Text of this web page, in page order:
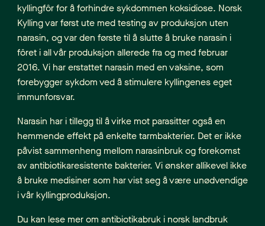
kyllingfôr for å forhindre sykdommen koksidiose. Norsk
Kylling var først ute med testing av produksjon uten
narasin, og var den første til å slutte å bruke narasin i
fôret i all vår produksjon allerede fra og med februar
2016. Vi har erstattet narasin med en vaksine, som
forebygger sykdom ved å stimulere kyllingenes eget
immunforsvar.
Narasin har i tillegg til å virke mot parasitter også en
hemmende effekt på enkelte tarmbakterier. Det er ikke
påvist sammenheng mellom narasinbruk og forekomst
av antibiotikaresistente bakterier. Vi ønsker allikevel ikke
å bruke medisiner som har vist seg å være unødvendige
i vår kyllingproduksjon.
Du kan lese mer om antibiotikabruk i norsk landbruk